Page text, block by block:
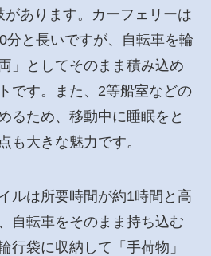
があります。カーフェリーは
分と長いですが、自転車を輪
」としてそのまま積み込め
です。また、2等船室などの
るため、移動中に睡眠をと
も大きな魅力です。
ルは所要時間が約1時間と高
自転車をそのまま持ち込む
行袋に収納して「手荷物」